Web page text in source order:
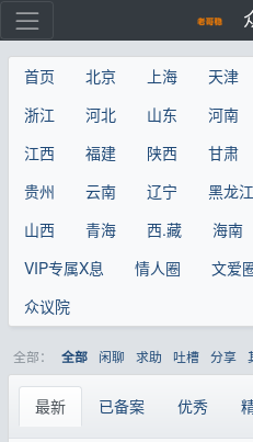
首页 北京 上海 天津
浙江
河北 山东 河南
江西
福建 陕西 甘肃
贵州
云南 辽宁 黑龙江
山西
青海 西.藏 海南
VIP专属X息
情人圈 文爱
众议院
全部： 全部 闲聊 求助 吐槽 分享
最新 已备案 优秀